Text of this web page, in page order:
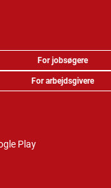
For jobsøgere
For arbejdsgivere